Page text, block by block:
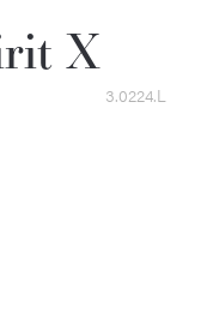
X
3.0224.L